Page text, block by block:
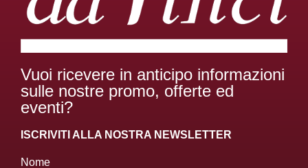
Vuoi ricevere in anticipo informazioni
sulle nostre promo, offerte ed
eventi?
ISCRIVITI ALLA NOSTRA NEWSLETTER
Nome